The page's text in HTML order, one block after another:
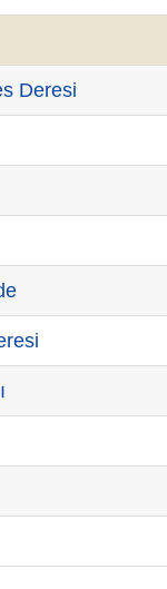
Deresi